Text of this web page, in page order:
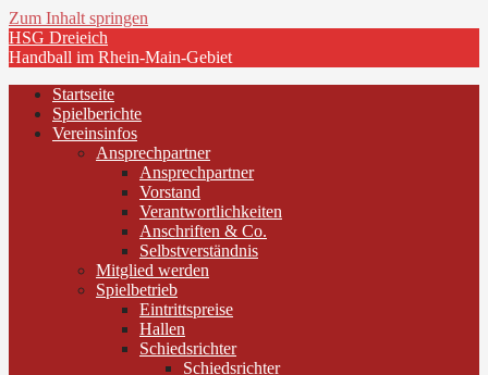
Zum Inhalt springen
HSG Dreieich
Handball im Rhein-Main-Gebiet
Startseite
Spielberichte
Vereinsinfos
Ansprechpartner
Ansprechpartner
Vorstand
Verantwortlichkeiten
Anschriften & Co.
Selbstverständnis
Mitglied werden
Spielbetrieb
Eintrittspreise
Hallen
Schiedsrichter
Schiedsrichter